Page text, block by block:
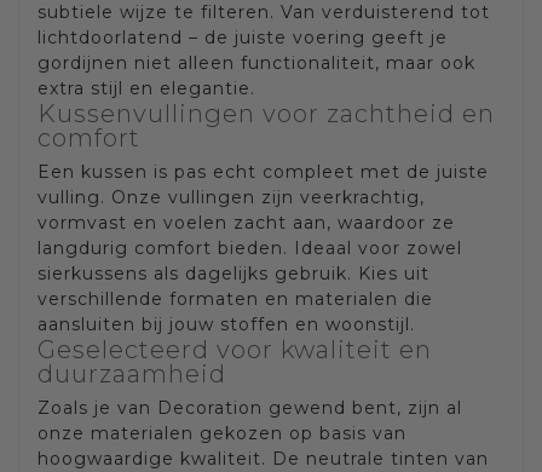
subtiele wijze te filteren. Van verduisterend tot
lichtdoorlatend – de juiste voering geeft je
gordijnen niet alleen functionaliteit, maar ook
extra stijl en elegantie.
Kussenvullingen voor zachtheid en
comfort
Een kussen is pas echt compleet met de juiste
vulling. Onze vullingen zijn veerkrachtig,
vormvast en voelen zacht aan, waardoor ze
langdurig comfort bieden. Ideaal voor zowel
sierkussens als dagelijks gebruik. Kies uit
verschillende formaten en materialen die
aansluiten bij jouw stoffen en woonstijl.
Geselecteerd voor kwaliteit en
duurzaamheid
Zoals je van Decoration gewend bent, zijn al
onze materialen gekozen op basis van
hoogwaardige kwaliteit. De neutrale tinten van